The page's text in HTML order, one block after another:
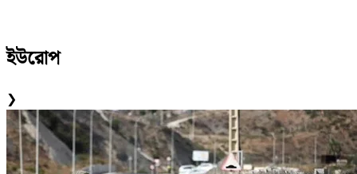
ইউরোপ
❯